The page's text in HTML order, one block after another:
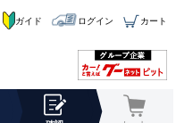
ガイド ログイン カート